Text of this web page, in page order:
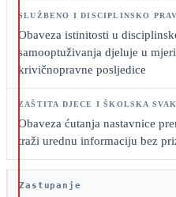
Obaveza istinitosti u
samooptuživanja djeluje u
krivičnopravne posljedice
Obaveza ćutanja nastavnice
traži urednu informaciju bez
Zastupanje